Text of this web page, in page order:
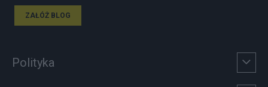
ZAŁÓŻ BLOG
Polityka